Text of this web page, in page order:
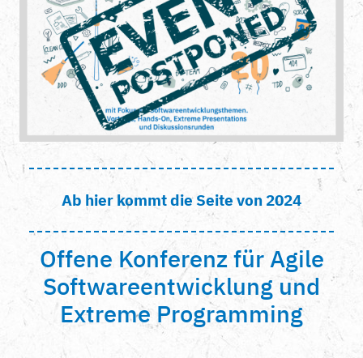
Ab hier kommt die Seite von 2024
Offene Konferenz für Agile
Softwareentwicklung und
Extreme Programming